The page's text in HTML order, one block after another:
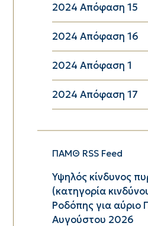
2024 Απόφαση 15
2024 Απόφαση 16
2024 Απόφαση 1
2024 Απόφαση 17
ΠΑΜΘ RSS Feed
Υψηλός κίνδυνος
(κατηγορία
Ροδόπης για αύριο
Αυγούστου 2026